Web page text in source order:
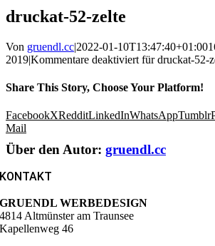
druckat-52-zelte
Von gruendl.cc|2022-01-10T13:47:40+01:00
2019|Kommentare deaktiviert für druckat-52-
Share This Story, Choose Your Platform!
FacebookXRedditLinkedInWhatsAppTumblr
Mail
Über den Autor: gruendl.cc
KONTAKT
GRUENDL WERBEDESIGN
4814 Altmünster am Traunsee
Kapellenweg 46